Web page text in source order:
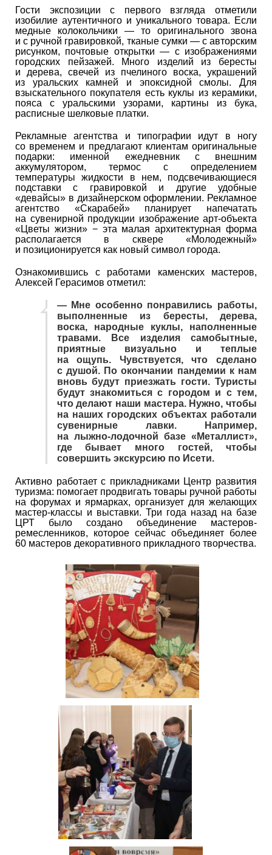
Гости экспозиции с первого взгляда отметили
изобилие аутентичного и уникального товара. Если
медные колокольчики ― то оригинального звона
и с ручной гравировкой, тканые сумки ― с авторским
рисунком, почтовые открытки ― с изображениями
городских пейзажей. Много изделий из бересты
и дерева, свечей из пчелиного воска, украшений
из уральских камней и эпоксидной смолы. Для
взыскательного покупателя есть куклы из керамики,
пояса с уральскими узорами, картины из бука,
расписные шелковые платки.
Рекламные агентства и типографии идут в ногу
со временем и предлагают клиентам оригинальные
подарки: именной ежедневник с внешним
аккумулятором, термос с определением
температуры жидкости в нем, подсвечивающиеся
подставки с гравировкой и другие удобные
«девайсы» в дизайнерском оформлении. Рекламное
агентство «Скарабей» планирует напечатать
на сувенирной продукции изображение арт-объекта
«Цветы жизни» − эта малая архитектурная форма
располагается в сквере «Молодежный»
и позиционируется как новый символ города.
Ознакомившись с работами каменских мастеров,
Алексей Герасимов отметил:
― Мне особенно понравились работы,
выполненные из бересты, дерева,
воска, народные куклы, наполненные
травами. Все изделия самобытные,
приятные визуально и теплые
на ощупь. Чувствуется, что сделано
с душой. По окончании пандемии к нам
вновь будут приезжать гости. Туристы
будут знакомиться с городом и с тем,
что делают наши мастера. Нужно, чтобы
на наших городских объектах работали
сувенирные лавки. Например,
на лыжно-лодочной базе «Металлист»,
где бывает много гостей, чтобы
совершить экскурсию по Исети.
Активно работает с прикладниками Центр развития
туризма: помогает продвигать товары ручной работы
на форумах и ярмарках, организует для желающих
мастер-классы и выставки. Три года назад на базе
ЦРТ было создано объединение мастеров-
ремесленников, которое сейчас объединяет более
60 мастеров декоративного прикладного творчества.